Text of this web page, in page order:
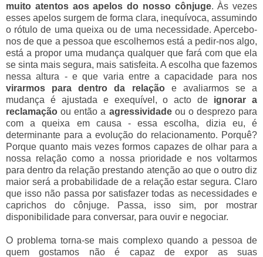
muito atentos aos apelos do nosso cônjuge. Às vezes
esses apelos surgem de forma clara, inequívoca, assumindo
o rótulo de uma queixa ou de uma necessidade. Apercebo-
nos de que a pessoa que escolhemos está a pedir-nos algo,
está a propor uma mudança qualquer que fará com que ela
se sinta mais segura, mais satisfeita. A escolha que fazemos
nessa altura - e que varia entre a capacidade para nos
virarmos para dentro da relaçãoe avaliarmos se a
mudança é ajustada e exequível, o acto de ignorar a
reclamação ou então a agressividadeou o desprezo para
com a queixa em causa - essa escolha, dizia eu, é
determinante para a evolução do relacionamento. Porquê?
Porque quanto mais vezes formos capazes de olhar para a
nossa relação como a nossa prioridade e nos voltarmos
para dentro da relação prestando atenção ao que o outro diz
maior será a probabilidade de a relação estar segura. Claro
que isso não passa por satisfazer todas as necessidades e
caprichos do cônjuge. Passa, isso sim, por mostrar
disponibilidade para conversar, para ouvir e negociar.
O problema torna-se mais complexo quando a pessoa de
quem gostamos não é capaz de expor as suas